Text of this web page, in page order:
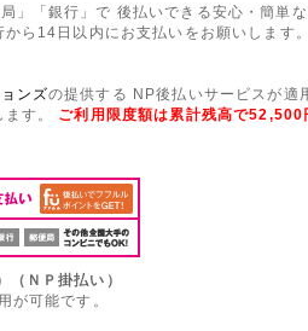
」「銀行」で 後払いできる安心・簡単な
ら14日以内にお支払いをお願いします。
ンズの提供する NP後払いサービスが適
す。 ご利用限度額は累計残高で52,500
ＮＰ掛払い）
が可能です。